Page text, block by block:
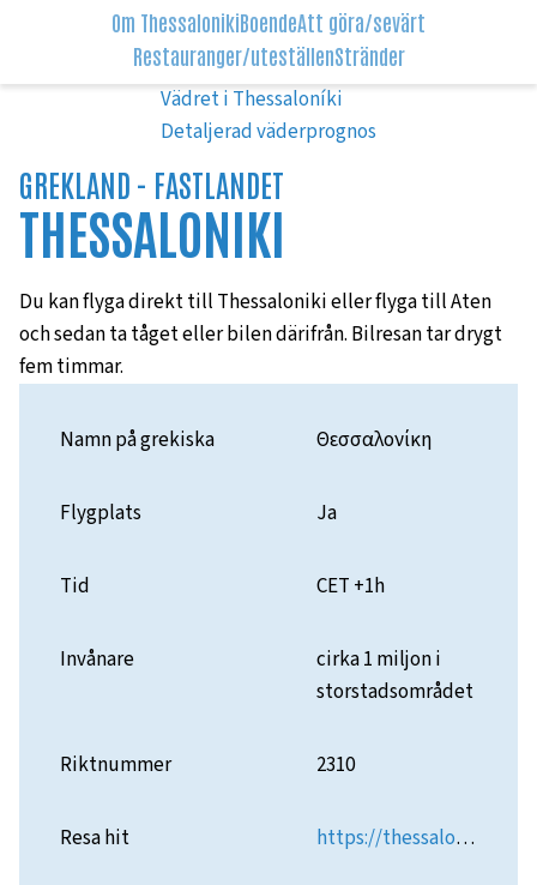
Vädret i Thessaloníki
Detaljerad väderprognos
Om ThessalonikiBoendeAtt göra/sevärt
Restauranger/uteställenStränder
GREKLAND - FASTLANDET
THESSALONIKI
Du kan flyga direkt till Thessaloniki eller flyga till Aten
och sedan ta tåget eller bilen därifrån. Bilresan tar drygt
fem timmar.
Namn på grekiska Θεσσαλονίκη
Flygplats Ja
Tid CET +1h
Invånare
cirka 1 miljon i
storstadsområdet
Riktnummer 2310
Resa hit https://thessaloniki.travel/en/